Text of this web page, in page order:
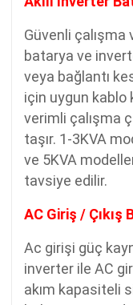
Güvenli
batarya ve
veya bağlantı
için uygun kablo
verimli çalışma
taşır. 1-3KVA
ve 5KVA
tavsiye edilir.
AC Giriş / Çıkış
Ac girişi güç
inverter ile AC
akım kapasiteli